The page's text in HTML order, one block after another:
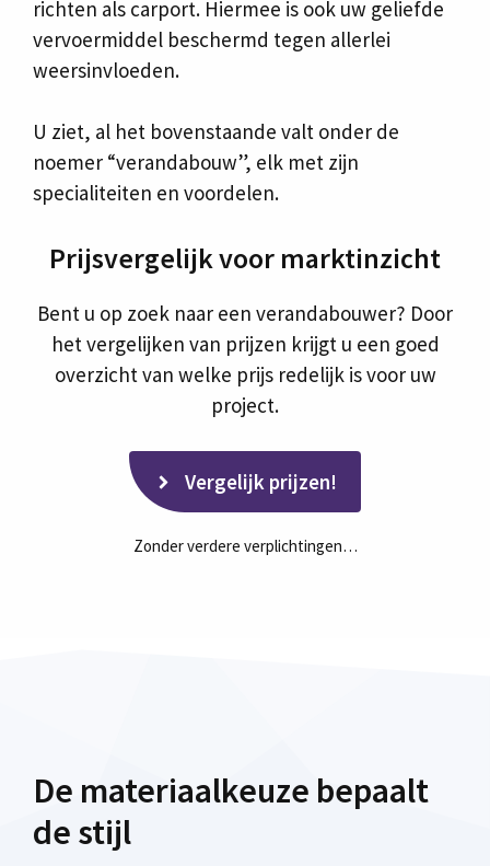
richten als carport. Hiermee is ook uw geliefde
vervoermiddel beschermd tegen allerlei
weersinvloeden.
U ziet, al het bovenstaande valt onder de
noemer “verandabouw”, elk met zijn
specialiteiten en voordelen.
Prijsvergelijk voor marktinzicht
Bent u op zoek naar een verandabouwer? Door
het vergelijken van prijzen krijgt u een goed
overzicht van welke prijs redelijk is voor uw
project.
Vergelijk prijzen!
Zonder verdere verplichtingen…
De materiaalkeuze bepaalt
de stijl